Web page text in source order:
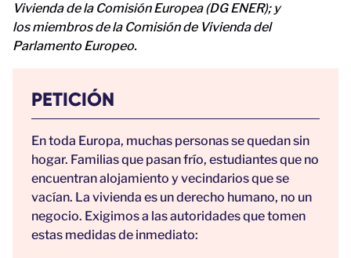
Vivienda de la Comisión Europea (DG ENER); y
losmiembros de la Comisión de Vivienda del
Parlamento Europeo.
PETICIÓN
En toda Europa, muchas personas se quedan sin
hogar. Familias que pasan frío, estudiantes que no
encuentran alojamiento y vecindarios que se
vacían. La vivienda es un derecho humano, no un
negocio. Exigimos a las autoridades que tomen
estas medidas de inmediato: